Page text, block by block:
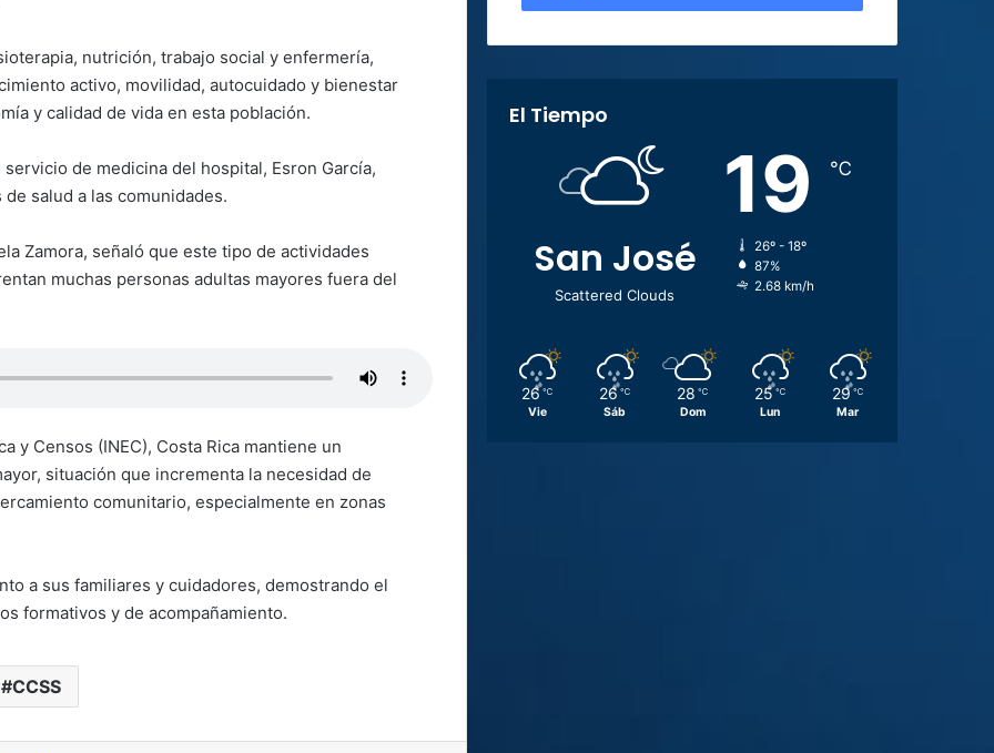
nutrición, trabajo social y enfermería,
activo, movilidad, autocuidado y bienestar
y calidad de vida en esta población.
de medicina del hospital, Esron García,
salud a las comunidades.
Zamora, señaló que este tipo de actividades
muchas personas adultas mayores fuera del
y Censos (INEC), Costa Rica mantiene un
situación que incrementa la necesidad de
comunitario, especialmente en zonas
a sus familiares y cuidadores, demostrando el
formativos y de acompañamiento.
CCSS
El Tiempo
San José
Scattered Clouds
19 ℃
26º - 18º
87%
2.68 km/h
26 ℃
Vie
26 ℃
Sáb
28 ℃
Dom
25 ℃
Lun
29 ℃
Mar